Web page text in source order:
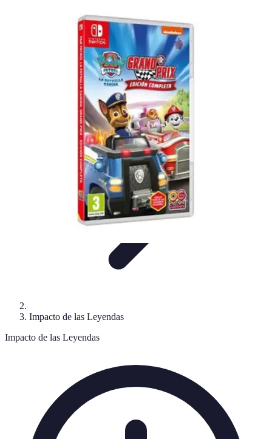
Leyendas de la F1Historias de Pilotos
Pilotos Legendarios
Impacto de las Leyendas
Impacto de las Leyendas